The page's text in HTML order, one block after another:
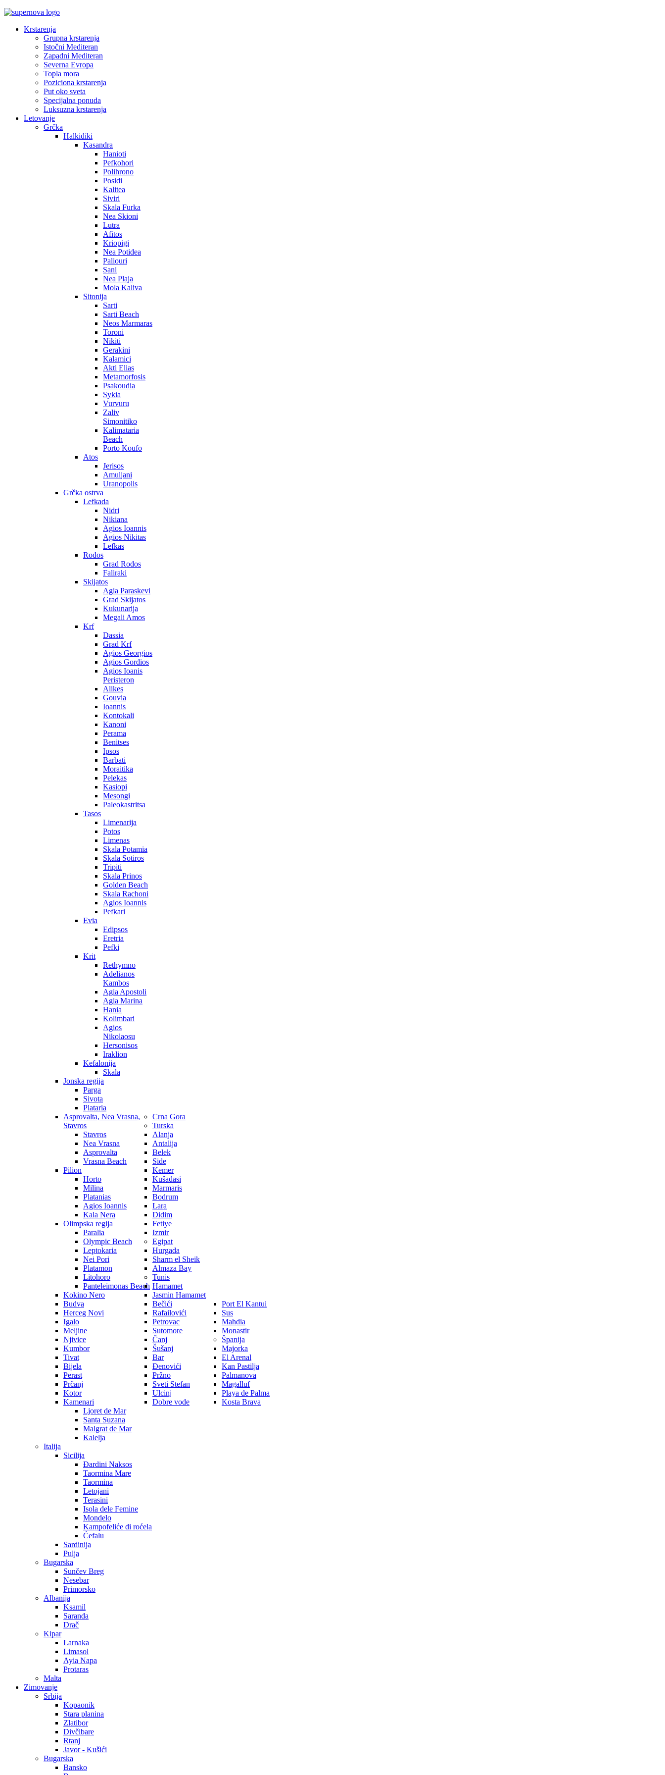
Krstarenja
Grupna krstarenja
Istočni Mediteran
Zapadni Mediteran
Severna Evropa
Topla mora
Poziciona krstarenja
Put oko sveta
Specijalna ponuda
Luksuzna krstarenja
Letovanje
Grčka
Halkidiki
Kasandra
Hanioti
Pefkohori
Polihrono
Posidi
Kalitea
Siviri
Skala Furka
Nea Skioni
Lutra
Afitos
Kriopigi
Nea Potidea
Paliouri
Sani
Nea Plaja
Mola Kaliva
Sitonija
Sarti
Sarti Beach
Neos Marmaras
Toroni
Nikiti
Gerakini
Kalamici
Akti Elias
Metamorfosis
Psakoudia
Sykia
Vurvuru
Zaliv
Simonitiko
Kalimataria
Beach
Porto Koufo
Atos
Jerisos
Amuljani
Uranopolis
Grčka ostrva
Lefkada
Nidri
Nikiana
Agios Ioannis
Agios Nikitas
Lefkas
Rodos
Grad Rodos
Faliraki
Skijatos
Agia Paraskevi
Grad Skijatos
Kukunarija
Megali Amos
Krf
Dassia
Grad Krf
Agios Georgios
Agios Gordios
Agios Ioanis
Peristeron
Alikes
Gouvia
Ioannis
Kontokali
Kanoni
Perama
Benitses
Ipsos
Barbati
Moraitika
Pelekas
Kasiopi
Mesongi
Paleokastritsa
Tasos
Limenarija
Potos
Limenas
Skala Potamia
Skala Sotiros
Tripiti
Skala Prinos
Golden Beach
Skala Rachoni
Agios Ioannis
Pefkari
Evia
Edipsos
Eretria
Pefki
Krit
Rethymno
Adelianos
Kambos
Agia Apostoli
Agia Marina
Hania
Kolimbari
Agios
Nikolaosu
Hersonisos
Iraklion
Kefalonija
Skala
Jonska regija
Parga
Sivota
Plataria
Asprovalta, Nea Vrasna,
Stavros
Stavros
Nea Vrasna
Asprovalta
Vrasna Beach
Pilion
Horto
Milina
Platanias
Agios Ioannis
Kala Nera
Olimpska regija
Paralia
Olympic Beach
Leptokaria
Nei Pori
Platamon
Litohoro
Panteleimonas Beach
Kokino Nero
Crna Gora
Budva
Herceg Novi
Igalo
Meljine
Njivice
Kumbor
Tivat
Bijela
Perast
Prčanj
Kotor
Kamenari
Bečići
Rafailovići
Petrovac
Sutomore
Čanj
Šušanj
Bar
Đenovići
Pržno
Sveti Stefan
Ulcinj
Dobre vode
Turska
Alanja
Antalija
Belek
Side
Kemer
Kušadasi
Marmaris
Bodrum
Lara
Didim
Fetiye
Izmir
Egipat
Hurgada
Sharm el Sheik
Almaza Bay
Tunis
Hamamet
Jasmin Hamamet
Port El Kantui
Sus
Mahdia
Monastir
Španija
Majorka
El Arenal
Kan Pastilja
Palmanova
Magalluf
Playa de Palma
Kosta Brava
Ljoret de Mar
Santa Suzana
Malgrat de Mar
Kalelja
Italija
Sicilija
Đardini Naksos
Taormina Mare
Taormina
Letojani
Terasini
Isola dele Femine
Mondelo
Kampofeliće di roćela
Ćefalu
Sardinija
Pulja
Bugarska
Sunčev Breg
Nesebar
Primorsko
Albanija
Ksamil
Saranda
Drač
Kipar
Larnaka
Limasol
Ayia Napa
Protaras
Malta
Zimovanje
Srbija
Kopaonik
Stara planina
Zlatibor
Divčibare
Rtanj
Javor - Kušići
Bugarska
Bansko